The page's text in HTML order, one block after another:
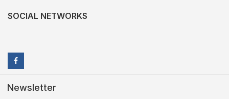
SOCIAL NETWORKS
Newsletter